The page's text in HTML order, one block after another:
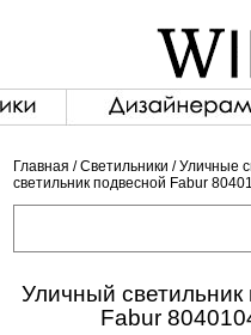
Главная /Светильники /Уличные
светильник подвесной Fabur
Уличный светильник
Fabur